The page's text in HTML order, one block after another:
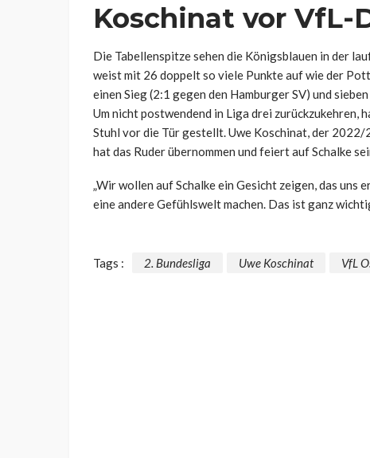
Koschinat vor VfL-
Die Tabellenspitze sehen die Königsblauen in der
weist mit 26 doppelt so viele Punkte auf wie der
einen Sieg (2:1 gegen den Hamburger SV) und
Um nicht postwendend in Liga drei zurückzukehren,
Stuhl vor die Tür gestellt. Uwe Koschinat, der
hat das Ruder übernommen und feiert auf Schalke
„Wir wollen auf Schalke ein Gesicht zeigen, das
eine andere Gefühlswelt machen. Das ist ganz
Tags : 2. Bundesliga Uwe Koschinat VfL